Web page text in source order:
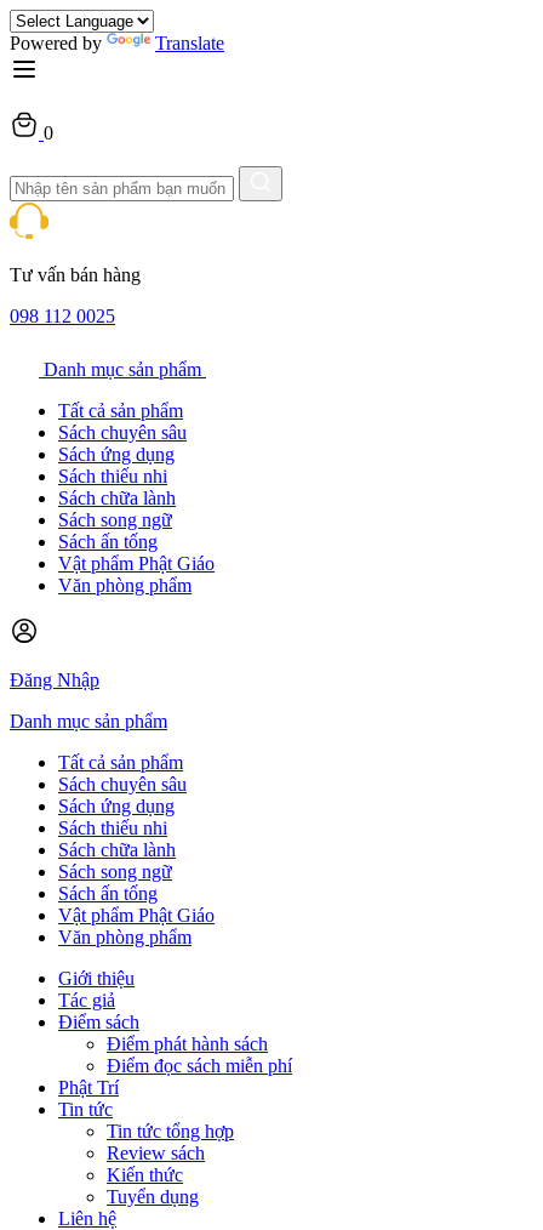
Powered by Translate
0
Tư vấn bán hàng
098 112 0025
Danh mục sản phẩm
Tất cả sản phẩm
Sách chuyên sâu
Sách ứng dụng
Sách thiếu nhi
Sách chữa lành
Sách song ngữ
Sách ấn tống
Vật phẩm Phật Giáo
Văn phòng phẩm
Đăng Nhập
Danh mục sản phẩm
Tất cả sản phẩm
Sách chuyên sâu
Sách ứng dụng
Sách thiếu nhi
Sách chữa lành
Sách song ngữ
Sách ấn tống
Vật phẩm Phật Giáo
Văn phòng phẩm
Giới thiệu
Tác giả
Điểm sách
Điểm phát hành sách
Điểm đọc sách miễn phí
Phật Trí
Tin tức
Tin tức tổng hợp
Review sách
Kiến thức
Tuyển dụng
Liên hệ